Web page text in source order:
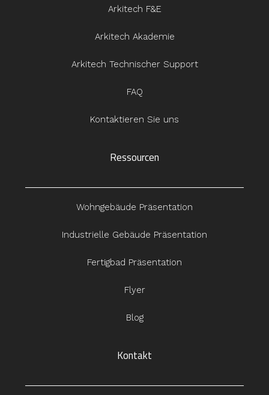
Arkitech F&E
Arkitech Akademie
Arkitech Technischer Support
FAQ
Kontaktieren Sie uns
Ressourcen
Wohngebäude Präsentation
Industrielle Gebäude Präsentation
Fertigbad Präsentation
Flyer
Blog
Kontakt